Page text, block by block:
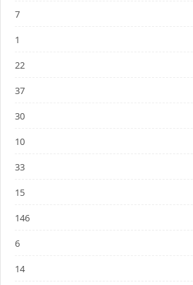
7
1
22
37
30
10
33
15
146
6
14